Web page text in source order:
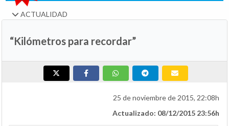
ACTUALIDAD
“Kilómetros para recordar”
25 de noviembre de 2015, 22:08h
Actualizado: 08/12/2015 23:56h